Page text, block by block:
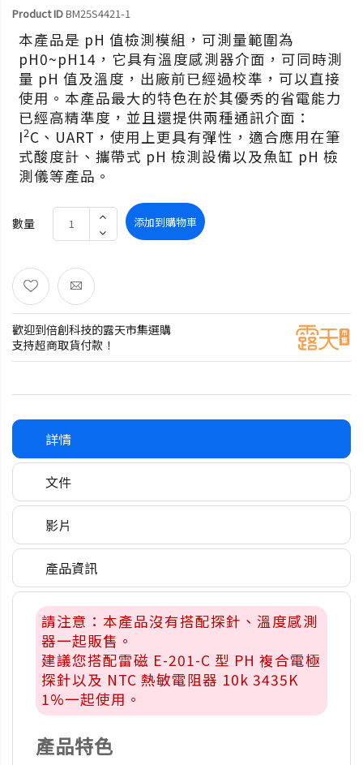
Product IDBM25S4421-1
本產品是 pH 值檢測模組，可測量範圍為
pH0~pH14，它具有溫度感測器介面，可同時測
量 pH 值及溫度，出廠前已經過校準，可以直接
使用。本產品最大的特色在於其優秀的省電能力
已經高精準度，並且還提供兩種通訊介面：
I2C、UART，使用上更具有彈性，適合應用在筆
式酸度計、攜帶式 pH 檢測設備以及魚缸 pH 檢
測儀等產品。
數量 添加到購物車
歡迎到倍創科技的露天市集選購
支持超商取貨付款！
詳情
文件
影片
產品資訊
請注意：本產品沒有搭配探針、溫度感測
器一起販售。
建議您搭配雷磁 E-201-C 型 PH 複合電極
探針以及 NTC 熱敏電阻器 10k 3435K
1%一起使用。
產品特色